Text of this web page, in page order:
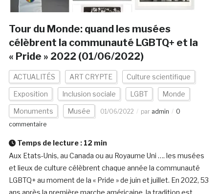
Tour du Monde: quand les musées
célèbrent la communauté LGBTQ+ et la
« Pride » 2022 (01/06/2022)
ACTUALITÉS ART CRYPTE Culture scientifique
Exposition Inclusion sociale LGBT Monde
Monuments Musée 01/06/2022 par admin
0
commentaire
Temps de lecture : 12 min
Aux Etats-Unis, au Canada ou au Royaume Uni …. les musées
et lieux de culture célèbrent chaque année la communauté
LGBTQ+ au moment de la « Pride » de juin et juillet. En 2022, 53